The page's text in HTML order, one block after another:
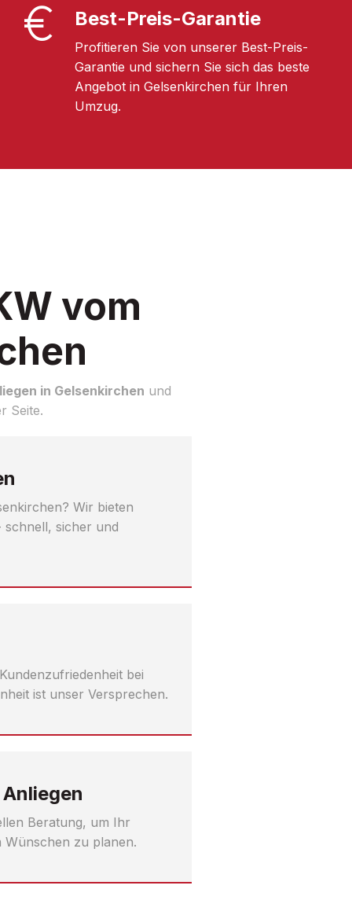
Best-Preis-Garantie
Profitieren Sie von unserer Best-Preis-
Garantie und sichern Sie sich das beste
Angebot in Gelsenkirchen für Ihren
Umzug.
vom
in Gelsenkirchen und
Seite.
Wir bieten
sicher und
bei
ist unser Versprechen.
Beratung, um Ihr
zu planen.